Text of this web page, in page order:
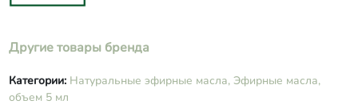
Другие товары бренда
Категории: Натуральные эфирные масла, Эфирные масла,
объем 5 мл